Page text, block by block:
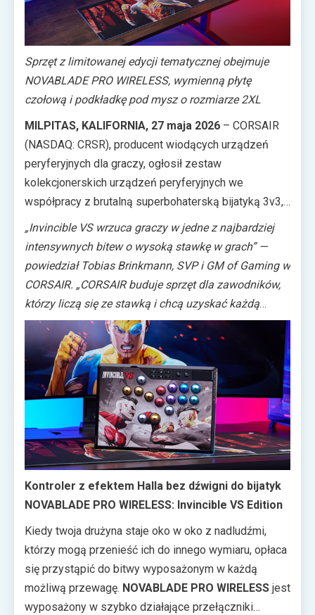
Sprzęt z limitowanej edycji tematycznej obejmuje
NOVABLADE PRO WIRELESS, wymienną płytę
czołową i podkładkę pod mysz o rozmiarze 2XL
MILPITAS, KALIFORNIA, 27 maja 2026 – CORSAIR
(NASDAQ: CRSR), producent wiodących urządzeń
peryferyjnych dla graczy, ogłosił zestaw
kolekcjonerskich urządzeń peryferyjnych we
współpracy z brutalną superbohaterską bijatyką 3v3,
Invincible VS. Fani komiksu, serialu i gry będą mogły
pochwalić się trójką niestandardowych produktów.
Bezdźwigniowy
kontroler do bijatyk NOVABLADE
PRO WIRELESS z efektem Halla
, wymienny panel
przedni do modelu
NOVABLADE PRO
graczyMM300 2XLz niestrzępiącego się materiału –
wszystkie te produkty wyróżniają się grafiką
inspirowaną bijatyką drużynową studia Quarter Up,
pierwszego wewnętrznego studia deweloperskiego
firmy Skybound.
„Invincible VS wrzuca graczy w jedne z najbardziej
intensywnych bitew o wysoką stawkę w grach” —
powiedział Tobias Brinkmann, SVP i GM of Gaming w
CORSAIR. „CORSAIR buduje sprzęt dla zawodników,
którzy liczą się ze stawką i chcą uzyskać każdą
możliwą przewagę, jaką może zapewnić sprzęt.
NOVABLADE PRO WIRELESS zapewnia to w pakiecie,
który w pełni oddaje sprawiedliwość jednemu z
najbardziej ekscytujących IP w kosmosie, dając
bojownikom sprzęt, którego potrzebują, aby być o
krok przed konkurencją”.
Kontroler z efektem Halla bez dźwigni do bijatyk
NOVABLADE PRO WIRELESS: Invincible VS Edition
Kiedy twoja drużyna staje oko w oko z nadludźmi,
którzy mogą przenieść ich do innego wymiaru, opłaca
się przystąpić do bitwy wyposażonym w każdą
możliwą przewagę. NOVABLADE PRO WIRELESS jest
wyposażony w szybko działające przełączniki